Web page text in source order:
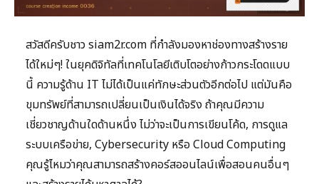
สวัสดีครับชาว siam2r.com ที่กำลังมองหาช่องทางสร้างราย
ได้ใหม่ๆ! ในยุคดิจิทัลที่เทคโนโลยีเติบโตอย่างก้าวกระโดดแบบ
นี้ ความรู้ด้าน IT ไม่ได้เป็นแค่ทักษะส่วนตัวอีกต่อไป แต่มันคือ
ขุมทรัพย์ที่สามารถเปลี่ยนเป็นเงินได้จริง ถ้าคุณมีความ
เชี่ยวชาญด้านใดด้านหนึ่ง ไม่ว่าจะเป็นการเขียนโค้ด, การดูแล
ระบบเครือข่าย, Cybersecurity หรือ Cloud Computing
คุณรู้ไหมว่าคุณสามารถสร้างคอร์สออนไลน์เพื่อสอนคนอื่นๆ